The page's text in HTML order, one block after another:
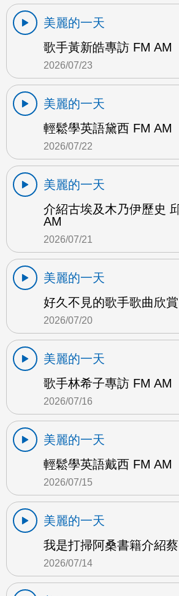
美麗的一天
歌手黃新皓專訪 FM AM
2026/07/23
美麗的一天
輕鬆學英語黛西 FM AM
2026/07/22
美麗的一天
介紹古埃及木乃伊歷史
AM
2026/07/21
美麗的一天
好久不見的歌手歌曲欣
2026/07/20
美麗的一天
歌手林希子專訪 FM AM
2026/07/16
美麗的一天
輕鬆學英語戴西 FM AM
2026/07/15
美麗的一天
我是打掃阿桑書籍介紹
2026/07/14